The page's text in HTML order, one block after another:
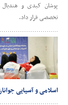
پوشان کبدی و
تخصصی قرار داد.
اسلامی و آسیایی